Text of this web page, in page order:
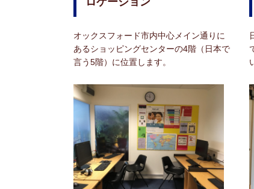
オックスフォード市内中心メイン通りに
あるショッピングセンターの4階（日本で
言う5階）に位置します。